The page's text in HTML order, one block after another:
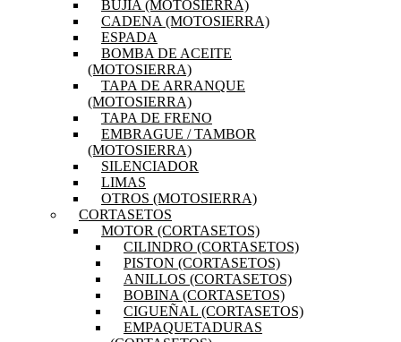
BUJIA (MOTOSIERRA)
CADENA (MOTOSIERRA)
ESPADA
BOMBA DE ACEITE
(MOTOSIERRA)
TAPA DE ARRANQUE
(MOTOSIERRA)
TAPA DE FRENO
EMBRAGUE / TAMBOR
(MOTOSIERRA)
SILENCIADOR
LIMAS
OTROS (MOTOSIERRA)
CORTASETOS
MOTOR (CORTASETOS)
CILINDRO (CORTASETOS)
PISTON (CORTASETOS)
ANILLOS (CORTASETOS)
BOBINA (CORTASETOS)
CIGUEÑAL (CORTASETOS)
EMPAQUETADURAS